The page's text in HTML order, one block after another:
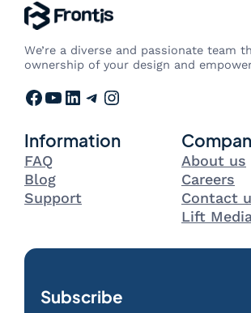
We’re a diverse and passionate team
ownership of your design and
Facebook YouTube LinkedIn Telegram Instagram
Information
FAQ
Blog
Support
About us
Careers
Contact
Lift
Subscribe